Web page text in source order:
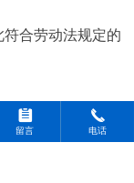
合劳动法规定的
뀳
留言
끅
电话